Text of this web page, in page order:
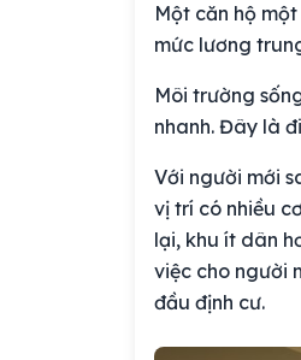
Một căn hộ
mức lương
Môi trường
nhanh. Đây là
Với người mới
vị trí có nhiều
lại, khu ít dân
việc cho người
đầu định cư.